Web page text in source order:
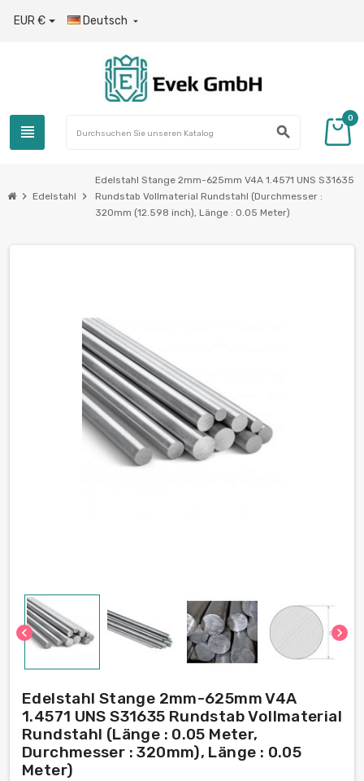
EUR € Deutsch 
view_headline search
0
chevron_right Edelstahl chevron_right
Edelstahl Stange 2mm-625mm V4A 1.4571 UNS S31635
Rundstab Vollmaterial Rundstahl (Durchmesser :
320mm (12.598 inch), Länge : 0.05 Meter)
chevron_left chevron_right
Edelstahl Stange 2mm-625mm V4A
1.4571 UNS S31635 Rundstab Vollmaterial
Rundstahl (Länge : 0.05 Meter,
Durchmesser : 320mm), Länge : 0.05
Meter)